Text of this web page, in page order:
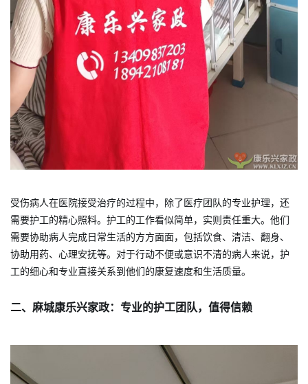
受伤病人在医院接受治疗的过程中，除了医疗团队的专业护理，还
需要护工的精心照料。护工的工作看似简单，实则责任重大。他们
需要协助病人完成日常生活的方方面面，包括饮食、清洁、翻身、
协助用药、心理安抚等。对于行动不便或意识不清的病人来说，护
工的细心和专业直接关系到他们的康复速度和生活质量。
二、麻城康乐兴家政：专业的护工团队，值得信赖